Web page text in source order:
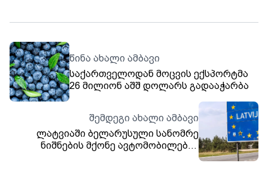
წინა ახალი ამბავი
საქართველოდან მოცვის ექსპორტმა
26 მილიონ აშშ დოლარს გადააჭარბა
შემდეგი ახალი ამბავი
ლატვიაში ბელარუსული სანომრე
ნიშნების მქონე ავტომობილების